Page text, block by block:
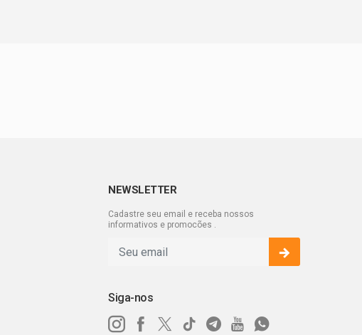
Contas
NEWSLETTER
Cadastre seu email e receba nossos
informativos e promocões .
Siga-nos